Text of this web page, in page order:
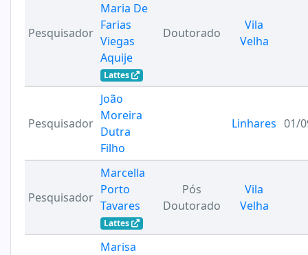
Pesquisador
Maria De
Farias
Viegas
Aquije
Lattes
Doutorado
Vila
Velha
Pesquisador
João
Moreira
Dutra
Filho
Linhares 01/
Pesquisador
Marcella
Porto
Tavares
Lattes
Pós
Doutorado
Vila
Velha
Marisa